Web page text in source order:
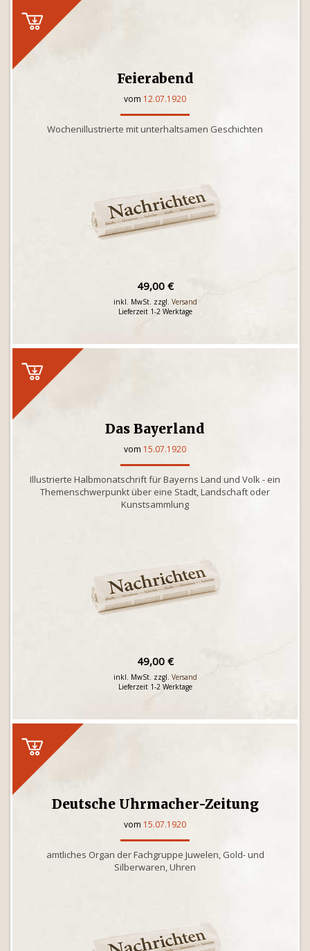
Feierabend
vom 12.07.1920
Wochenillustrierte mit unterhaltsamen Geschichten
49,00 €
inkl. MwSt. zzgl. Versand
Lieferzeit 1-2 Werktage
Das Bayerland
vom 15.07.1920
Illustrierte Halbmonatschrift für Bayerns Land und Volk - ein
Themenschwerpunkt über eine Stadt, Landschaft oder
Kunstsammlung
49,00 €
inkl. MwSt. zzgl. Versand
Lieferzeit 1-2 Werktage
Deutsche Uhrmacher-Zeitung
vom 15.07.1920
amtliches Organ der Fachgruppe Juwelen, Gold- und
Silberwaren, Uhren